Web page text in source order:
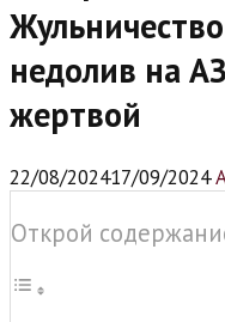
недолив на
жертвой
22/08/202417/09/2024
Открой